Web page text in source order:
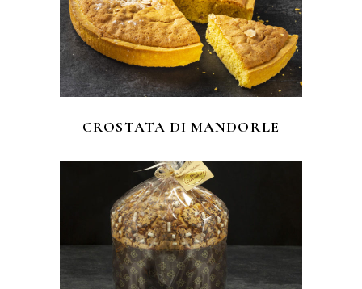
CROSTATA DI MANDORLE